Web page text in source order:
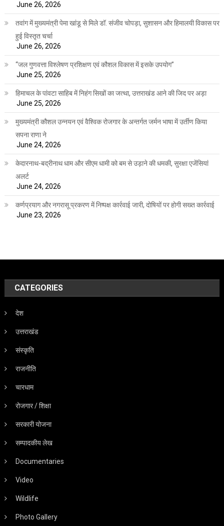
June 26, 2026
तवांग में मुख्यमंत्री पेमा खांडू से मिले डॉ. संजीव चोपड़ा, सुशासन और हिमालयी विकास पर
हुई विस्तृत चर्चा
June 26, 2026
“जल गुणवत्ता विश्लेषण प्रशिक्षण एवं कौशल विकास में इसके उपयोग”
June 25, 2026
हिमाचल के पांवटा साहिब में निहंग सिखों का जत्था, उत्तराखंड आने की जिद पर अड़ा
June 25, 2026
मुख्यमंत्री कौशल उन्नयन एवं वैश्विक रोजगार के अन्तर्गत जर्मन भाषा में उर्तीण किया
सपना राणा ने
June 24, 2026
केदारनाथ-बद्रीनाथ धाम और सीएम धामी को बम से उड़ाने की धमकी, सुरक्षा एजेंसियां
अलर्ट
June 24, 2026
कर्णप्रयाग और नगरासू प्रकरण में निष्पक्ष कार्रवाई जारी, दोषियों पर होगी सख्त कार्रवाई
June 23, 2026
CATEGORIES
देश
उत्तराखंड
संस्कृति
राजनीति
चारधाम
रोजगार / शिक्षा
सरकारी योजना
सम्पादकीय लेख
Documentaries
Video
Wildlife
Photo Gallery